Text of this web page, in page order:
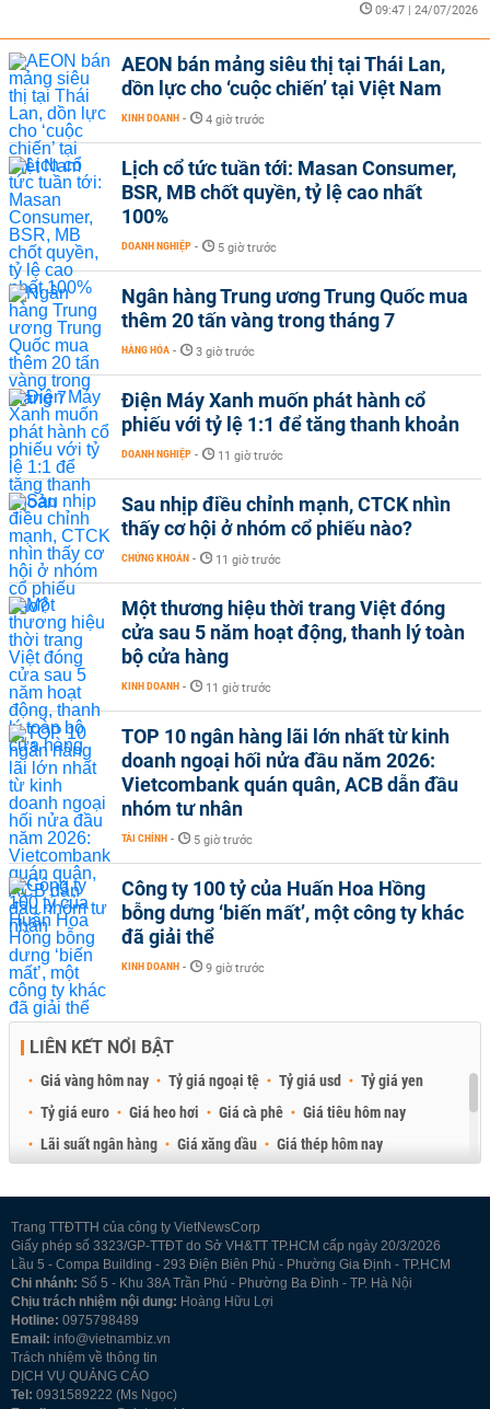
09:47 | 24/07/2026
AEON bán mảng siêu thị tại Thái Lan,
dồn lực cho ‘cuộc chiến’ tại Việt Nam
KINH DOANH - 4 giờ trước
Lịch cổ tức tuần tới: Masan Consumer,
BSR, MB chốt quyền, tỷ lệ cao nhất
100%
DOANH NGHIỆP - 5 giờ trước
Ngân hàng Trung ương Trung Quốc mua
thêm 20 tấn vàng trong tháng 7
HÀNG HÓA - 3 giờ trước
Điện Máy Xanh muốn phát hành cổ
phiếu với tỷ lệ 1:1 để tăng thanh khoản
DOANH NGHIỆP - 11 giờ trước
Sau nhịp điều chỉnh mạnh, CTCK nhìn
thấy cơ hội ở nhóm cổ phiếu nào?
CHỨNG KHOÁN - 11 giờ trước
Một thương hiệu thời trang Việt đóng
cửa sau 5 năm hoạt động, thanh lý toàn
bộ cửa hàng
KINH DOANH - 11 giờ trước
TOP 10 ngân hàng lãi lớn nhất từ kinh
doanh ngoại hối nửa đầu năm 2026:
Vietcombank quán quân, ACB dẫn đầu
nhóm tư nhân
TÀI CHÍNH - 5 giờ trước
Công ty 100 tỷ của Huấn Hoa Hồng
bỗng dưng ‘biến mất’, một công ty khác
đã giải thể
KINH DOANH - 9 giờ trước
LIÊN KẾT NỔI BẬT
Giá vàng hôm nay Tỷ giá ngoại tệ Tỷ giá usd
Tỷ giá yen
Tỷ giá euro
Giá heo hơi Giá cà phê
Giá tiêu hôm nay
Lãi suất ngân hàng
Giá xăng dầu
Giá thép hôm nay
Trang TTĐTTH của công ty VietNewsCorp
Giấy phép số 3323/GP-TTĐT do Sở VH&TT TP.HCM cấp ngày 20/3/2026
Lầu 5 - Compa Building - 293 Điện Biên Phủ - Phường Gia Định - TP.HCM
Chi nhánh: Số 5 - Khu 38A Trần Phú - Phường Ba Đình - TP. Hà Nội
Chịu trách nhiệm nội dung: Hoàng Hữu Lợi
Hotline: 0975798489
Email: info@vietnambiz.vn
Trách nhiệm về thông tin
DỊCH VỤ QUẢNG CÁO
Tel: 0931589222 (Ms Ngọc)